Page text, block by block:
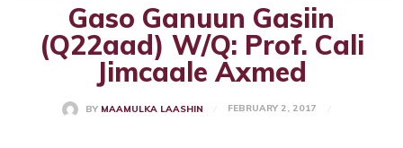
Gaso Ganuun Gasiin
(Q22aad) W/Q: Prof. Cali
Jimcaale Axmed
BY MAAMULKA LAASHIN FEBRUARY 2, 2017